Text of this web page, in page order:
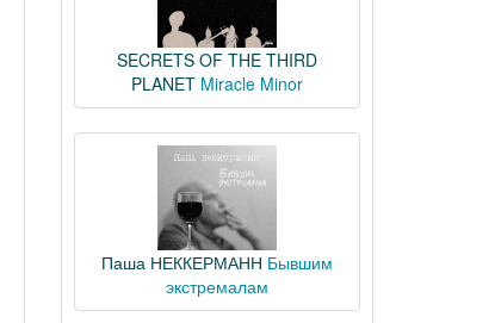
SECRETS OF THE THIRD
PLANET Miracle Minor
Паша НЕККЕРМАНН Бывшим
экстремалам